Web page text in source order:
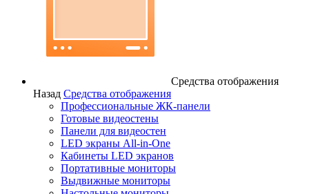
Средства отображения
Назад Средства отображения
Профессиональные ЖК-панели
Готовые видеостены
Панели для видеостен
LED экраны All-in-One
Кабинеты LED экранов
Портативные мониторы
Выдвижные мониторы